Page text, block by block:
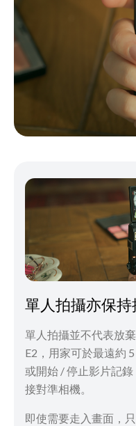
單人拍攝亦保持
單人拍攝並不代表放
E2，用家可於最遠約
或開始 / 停止影片記
接對準相機。
即使需要走入畫面，